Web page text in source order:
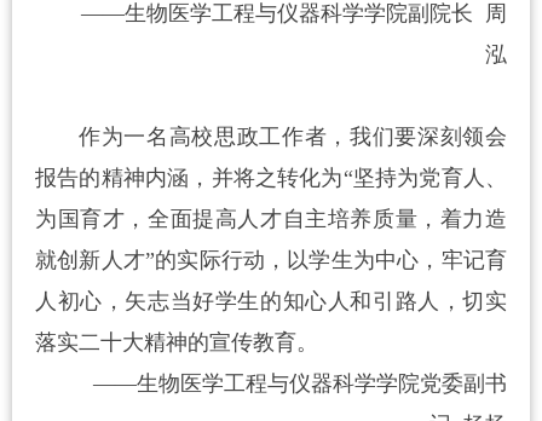
——生物医学工程与仪器科学学院副院长 周
泓
作为一名高校思政工作者，我们要深刻领会
报告的精神内涵，并将之转化为“坚持为党育人、
为国育才，全面提高人才自主培养质量，着力造
就创新人才”的实际行动，以学生为中心，牢记育
人初心，矢志当好学生的知心人和引路人，切实
落实二十大精神的宣传教育。
——生物医学工程与仪器科学学院党委副书